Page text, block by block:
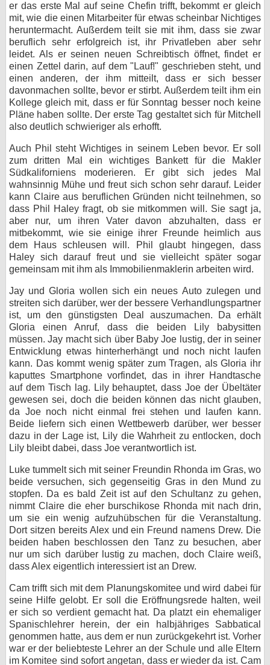
er das erste Mal auf seine Chefin trifft, bekommt er gleich
mit, wie die einen Mitarbeiter für etwas scheinbar Nichtiges
heruntermacht. Außerdem teilt sie mit ihm, dass sie zwar
beruflich sehr erfolgreich ist, ihr Privatleben aber sehr
leidet. Als er seinen neuen Schreibtisch öffnet, findet er
einen Zettel darin, auf dem "Lauf!" geschrieben steht, und
einen anderen, der ihm mitteilt, dass er sich besser
davonmachen sollte, bevor er stirbt. Außerdem teilt ihm ein
Kollege gleich mit, dass er für Sonntag besser noch keine
Pläne haben sollte. Der erste Tag gestaltet sich für Mitchell
also deutlich schwieriger als erhofft.
Auch Phil steht Wichtiges in seinem Leben bevor. Er soll
zum dritten Mal ein wichtiges Bankett für die Makler
Südkaliforniens moderieren. Er gibt sich jedes Mal
wahnsinnig Mühe und freut sich schon sehr darauf. Leider
kann Claire aus beruflichen Gründen nicht teilnehmen, so
dass Phil Haley fragt, ob sie mitkommen will. Sie sagt ja,
aber nur, um ihren Vater davon abzuhalten, dass er
mitbekommt, wie sie einige ihrer Freunde heimlich aus
dem Haus schleusen will. Phil glaubt hingegen, dass
Haley sich darauf freut und sie vielleicht später sogar
gemeinsam mit ihm als Immobilienmaklerin arbeiten wird.
Jay und Gloria wollen sich ein neues Auto zulegen und
streiten sich darüber, wer der bessere Verhandlungspartner
ist, um den günstigsten Deal auszumachen. Da erhält
Gloria einen Anruf, dass die beiden Lily babysitten
müssen. Jay macht sich über Baby Joe lustig, der in seiner
Entwicklung etwas hinterherhängt und noch nicht laufen
kann. Das kommt wenig später zum Tragen, als Gloria ihr
kaputtes Smartphone vorfindet, das in ihrer Handtasche
auf dem Tisch lag. Lily behauptet, dass Joe der Übeltäter
gewesen sei, doch die beiden können das nicht glauben,
da Joe noch nicht einmal frei stehen und laufen kann.
Beide liefern sich einen Wettbewerb darüber, wer besser
dazu in der Lage ist, Lily die Wahrheit zu entlocken, doch
Lily bleibt dabei, dass Joe verantwortlich ist.
Luke tummelt sich mit seiner Freundin Rhonda im Gras, wo
beide versuchen, sich gegenseitig Gras in den Mund zu
stopfen. Da es bald Zeit ist auf den Schultanz zu gehen,
nimmt Claire die eher burschikose Rhonda mit nach drin,
um sie ein wenig aufzuhübschen für die Veranstaltung.
Dort sitzen bereits Alex und ein Freund namens Drew. Die
beiden haben beschlossen den Tanz zu besuchen, aber
nur um sich darüber lustig zu machen, doch Claire weiß,
dass Alex eigentlich interessiert ist an Drew.
Cam trifft sich mit dem Planungskomitee und wird dabei für
seine Hilfe gelobt. Er soll die Eröffnungsrede halten, weil
er sich so verdient gemacht hat. Da platzt ein ehemaliger
Spanischlehrer herein, der ein halbjähriges Sabbatical
genommen hatte, aus dem er nun zurückgekehrt ist. Vorher
war er der beliebteste Lehrer an der Schule und alle Eltern
im Komitee sind sofort angetan, dass er wieder da ist. Cam